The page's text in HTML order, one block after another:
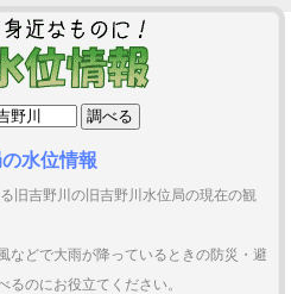
水位情報
旧吉野川の旧吉野川水位局の現在の観
などで大雨が降っているときの防災・避
のにお役立てください。